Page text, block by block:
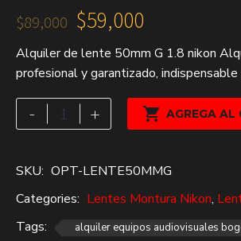
$89,000
precio
original
era:
$89,000.
$59,000
precio
actual
es:
$59,000.
Alquiler de lente 50mm G 1.8 nikon
profesional y garantizado, indispensable
-
50mm
1.8
Alquiler
cantidad
+  AGREGA AL
SKU: OPT-LENTE50MMG
Categories: Lentes Montura Nikon,
Tags:
alquiler equipos audiovisuales